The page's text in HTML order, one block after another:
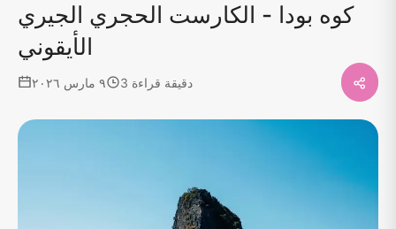
كوه بودا - الكارست الحجري الجيري
الأيقوني
٩ مارس ٢٠٢٦ 3 دقيقة قراءة